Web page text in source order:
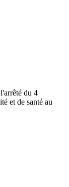
du 4
et de santé au